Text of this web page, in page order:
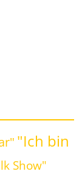
"Ich bin
Show"